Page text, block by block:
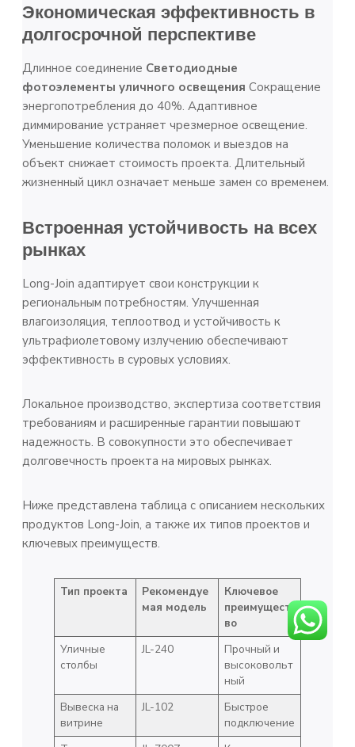
Экономическая эффективность в
долгосрочной перспективе
Длинное соединение Светодиодные
фотоэлементы уличного освещения Сокращение
энергопотребления до 40%. Адаптивное
диммирование устраняет чрезмерное освещение.
Уменьшение количества поломок и выездов на
объект снижает стоимость проекта. Длительный
жизненный цикл означает меньше замен со временем.
Встроенная устойчивость на всех
рынках
Long-Join адаптирует свои конструкции к
региональным потребностям. Улучшенная
влагоизоляция, теплоотвод и устойчивость к
ультрафиолетовому излучению обеспечивают
эффективность в суровых условиях.
Локальное производство, экспертиза соответствия
требованиям и расширенные гарантии повышают
надежность. В совокупности это обеспечивает
долговечность проекта на мировых рынках.
Ниже представлена таблица с описанием нескольких
продуктов Long-Join, а также их типов проектов и
ключевых преимуществ.
Тип проекта
Рекомендуе
мая модель
Ключевое
преимущест
во
Уличные
столбы
JL-240
Прочный и
высоковольт
ный
Вывеска на
витрине
JL-102
Быстрое
подключение